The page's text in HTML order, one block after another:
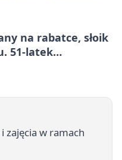
na rabatce, słoik
51-latek
zajęcia w ramach